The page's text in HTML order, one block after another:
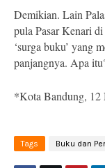
Demikian. Lain
pula Pasar Kenari
‘surga buku’ yang
panjangnya. Apa
*Kota Bandung, 12
Tags Buku dan